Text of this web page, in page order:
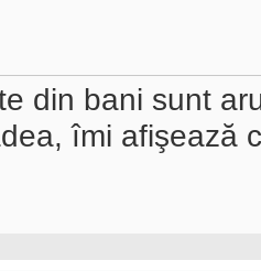
din bani sunt
îmi afişează